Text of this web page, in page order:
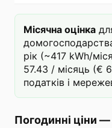
Місячна оцінка
рік (~417 kWh/
57.43 / місяць (€
податків і
Погодинні ціни —